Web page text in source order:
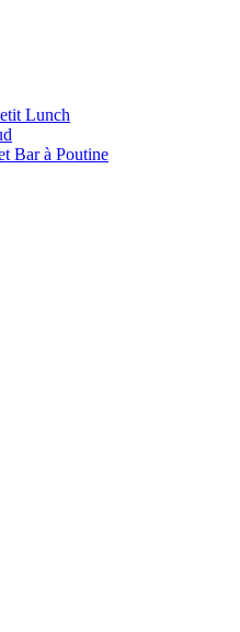
Lunch
Bar à Poutine